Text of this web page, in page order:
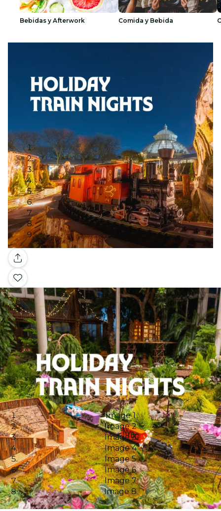
Bebidas y Afterwork Comida y Bebida
Galería
Image 1
Image 2
Image 3
Image 4
Image 5
Image 6
Image 7
Image 8